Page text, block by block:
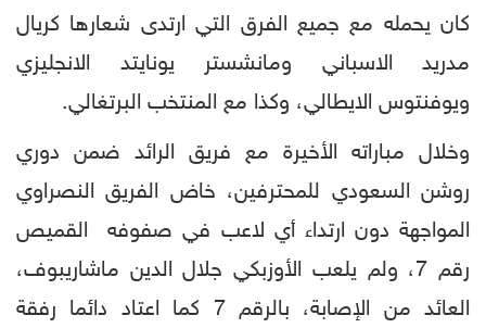
كان يحمله مع جميع الفرق التي ارتدى شعارها كريال
مدريد الاسباني ومانشستر يونايتد الانجليزي
ويوفنتوس الايطالي، وكذا مع المنتخب البرتغالي.
وخلال مباراته الأخيرة مع فريق الرائد ضمن دوري
روشن السعودي للمحترفين، خاض الفريق النصراوي
المواجهة دون ارتداء أي لاعب في صفوفه القميص
رقم 7، ولم يلعب الأوزبكي جلال الدين ماشاريبوف،
العائد من الإصابة، بالرقم 7 كما اعتاد دائما رفقة